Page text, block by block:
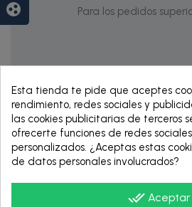
Para los pedidos
HASTA 60
Esta tienda te pide que aceptes
rendimiento, redes sociales y
las cookies publicitarias de terceros
ofrecerte funciones de redes
personalizados. ¿Aceptas estas
de datos personales involucrados?
done_all Aceptar
group_work